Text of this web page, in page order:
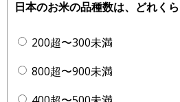
日本のお米の品種数は、どれく
200超〜300未満
800超〜900未満